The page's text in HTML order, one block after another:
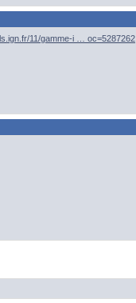
11/gamme-i … oc=5287262